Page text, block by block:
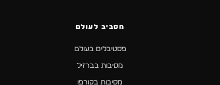
מסביב לעולם
פסטיבלים בעולם
מסיבות בברזיל
מסיבות בקורפו